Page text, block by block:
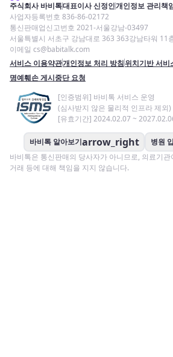
주식회사 바비톡대표이사 신정인개인정보 관리책
사업자등록번호 836-86-02172
통신판매업신고번호 2021-서울강남-03497
서울특별시 서초구 강남대로 363 363강남타워 11
이메일 cs@babitalk.com
서비스 이용약관개인정보 처리 방침위치기반 서비
명예훼손 게시중단 요청
[인증범위] 바비톡 서비스 운영
(심사받지 않은 물리적 인프라 제외)
[유효기간] 2024.02.07 ~
바비톡 알아보기arrow_right 병원
바비톡은 통신판매의 당사자가 아니므로, 의료기
거래 등에 대해 책임을 지지 않습니다.